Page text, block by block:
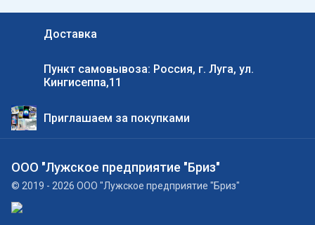
Доставка
Пункт самовывоза: Россия, г. Луга, ул.
Кингисеппа,11
Приглашаем за покупками
ООО "Лужское предприятие "Бриз"
© 2019 - 2026 ООО "Лужское предприятие "Бриз"